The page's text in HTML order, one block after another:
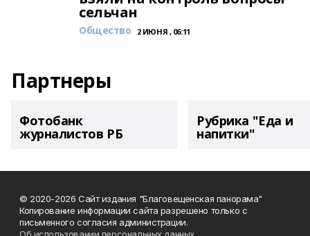
сельчан
Общество 2 ИЮНЯ , 06:11
Партнеры
Фотобанк
журналистов РБ
Рубрика "Еда и
напитки"
© 2020-2026 Сайт издания "Благовещенская панорама"
Копирование информации сайта разрешено только с
письменного согласия администрации.